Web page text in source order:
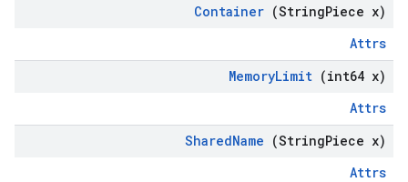
Container (StringPiece x)
Attrs
MemoryLimit (int64 x)
Attrs
SharedName (StringPiece x)
Attrs